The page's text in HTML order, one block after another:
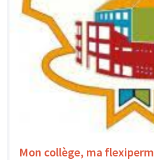
Mon collège, ma flexiperm